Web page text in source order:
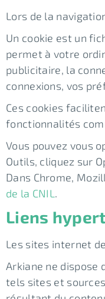
Lors de la
Un cookie est un
permet à votre
publicitaire, la
connexions, vos
Ces cookies
fonctionnalités
Vous pouvez vous
Outils, cliquez sur
Dans Chrome,
de la CNIL .
Liens
Les sites internet
Arkiane ne dispose
tels sites et